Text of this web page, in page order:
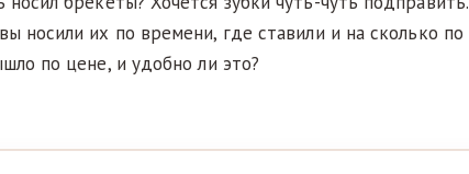
носили их по времени, где ставили и на сколько по
по цене, и удобно ли это?